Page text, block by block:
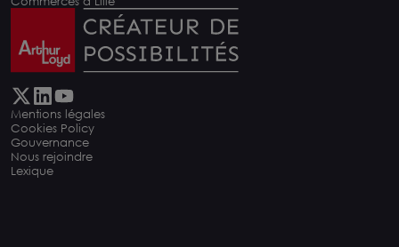
Mentions légales
Cookies Policy
Gouvernance
Nous rejoindre
Lexique